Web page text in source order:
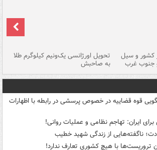
کشور و سیل
جنوب غرب
تحویل اورژانسی یک‌ونیم کیلوگرم طلا
به صاحبش
قوه قضاییه در خصوص پرسشی در رابطه با اظهارات
ایران: تهاجم نظامی و عملیات روانی!
ناگفته‌هایی از زندگی شهید خطیب
تروریست‌ها با هیچ کشوری تعارف ندارد!